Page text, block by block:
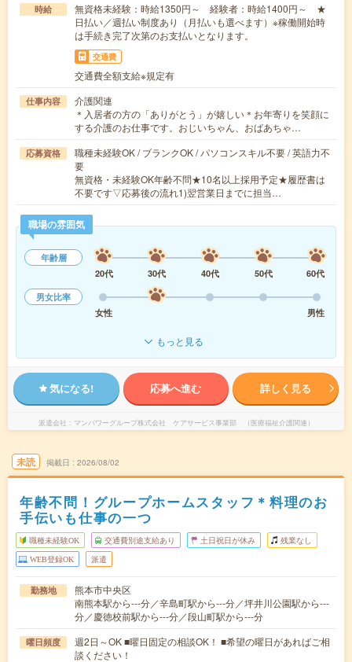
時給
無資格未経験：時給1350円～ 経験者：時給1400円～ ★
日払い／週払い制度あり（月払いも選べます）※稼働開始時
は手続き完了次第のお支払いとなります。
交通費
交通費全額支給※規定有
仕事内容
介護関連
＊入居者の方の「ありがとう」が嬉しい＊お年寄りを笑顔に
する介護のお仕事です。おじいちゃん、おばあちゃ…
応募資格
職種未経験OK / ブランクOK / パソコンスキル不要 / 英語力不
要
無資格・未経験OK年齢不問★10名以上採用予定★履歴書は
不要です▽応募後の流れ1)翌営業日までに担当…
職場の雰囲気
年齢層
20代
30代 40代 50代
60代
男女比率
女性
男性
もっと見る
気になる! 応募へ進む 詳しく見る
派遣会社 マンパワーグループ株式会社 ケアサービス事業部 （医療福祉介護関連）
未読 掲載日 2026/08/02
年齢不問！グループホームスタッフ＊料理のお
手伝いも仕事の一つ
職種未経験OK 交通費別途支給あり 土日祝日が休み 残業なし
WEB登録OK 派遣
勤務地
熊本市中央区
南熊本駅から---分／辛島町駅から---分／坪井川公園駅から---
分／慶徳校前駅から---分／段山町駅から---分
曜日頻度
週2日～OK ■曜日固定の相談OK！ ■希望の曜日があればご相
談ください！